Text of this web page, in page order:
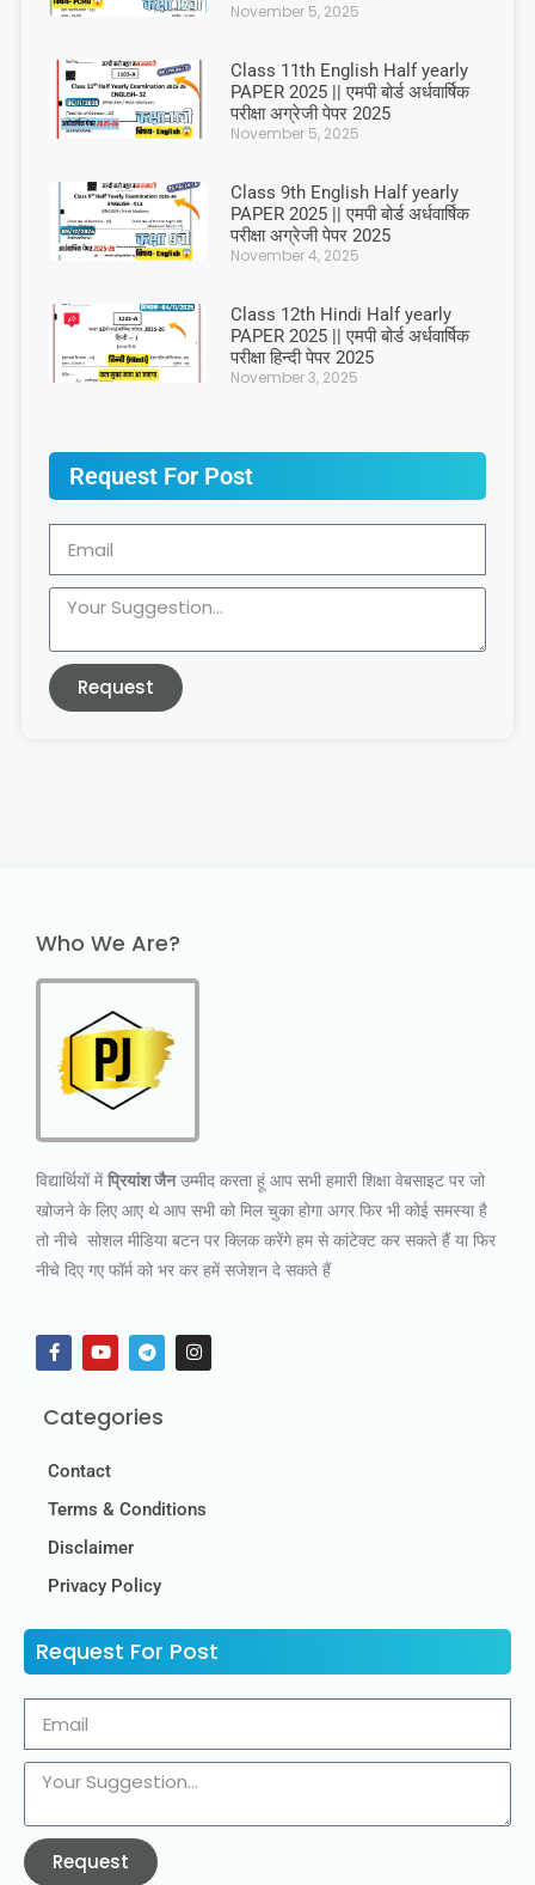
November 5, 2025
Class 11th English Half yearly
PAPER 2025 || एमपी बोर्ड अर्धवार्षिक
परीक्षा अग्रेजी पेपर 2025
November 5, 2025
Class 9th English Half yearly
PAPER 2025 || एमपी बोर्ड अर्धवार्षिक
परीक्षा अग्रेजी पेपर 2025
November 4, 2025
Class 12th Hindi Half yearly
PAPER 2025 || एमपी बोर्ड अर्धवार्षिक
परीक्षा हिन्दी पेपर 2025
November 3, 2025
Request For Post
Request
Who We Are?
विद्यार्थियों मेंप्रियांश जैनउम्मीद करता हूं आप सभी हमारी शिक्षा वेबसाइट पर जो
खोजने के लिए आए थे आप सभी को मिल चुका होगा अगर फिर भी कोई समस्या है
तो नीचे सोशल मीडिया बटन पर क्लिक करेंगे हम से कांटेक्ट कर सकते हैं या फिर
नीचे दिए गए फॉर्म को भर कर हमें सजेशन दे सकते हैं
Categories
Contact
Terms & Conditions
Disclaimer
Privacy Policy
Request For Post
Request